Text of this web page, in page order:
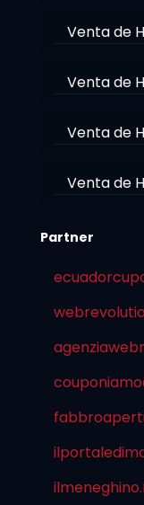
Venta de
Venta de
Venta de
Venta de
Partner